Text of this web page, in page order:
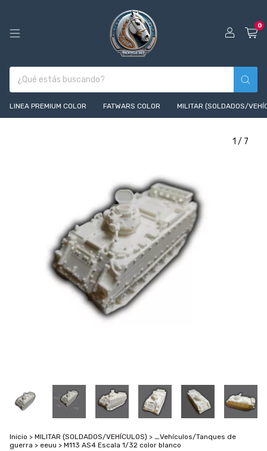
0
LINEA PREMIUM COLOR FATWARS COLOR MILITAR (SOLDADOS/
1 / 7
Inicio > MILITAR (SOLDADOS/VEHÍCULOS) > _Vehículos/Tanques de
guerra > eeuu > M113 AS4 Escala 1/32 color blanco